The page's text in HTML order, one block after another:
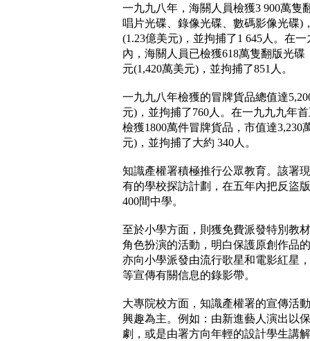
一九九八年，海關人員檢獲3 900萬隻
唱片光碟、錄像光碟、數碼影像光碟)
(1.23億美元)，並拘捕了1 645人。在
內，海關人員已檢獲618萬隻翻版光碟
元(1,420萬美元)，並拘捕了851人。
一九九八年檢獲的冒牌貨品總值達
元)，並拘捕了760人。在一九九九年
檢獲1800萬件冒牌貨品，市值達3,230
元)，並拘捕了大約 340人。
知識產權署積極推行公眾教育。該署
有的學校探訪計劃，在五年內把反盜
400間中學。
至於小學方面，則獲免費派發特別教
角色扮演的活動，明白保護原創作品
亦向小學派發由流行歌星和電影紅星
等宣傳有關信息的錄影帶。
大專院校方面，知識產權署的宣傳活
興趣為主。例如：由新進藝人演出以
劇，或是由署方向年輕的設計學生講